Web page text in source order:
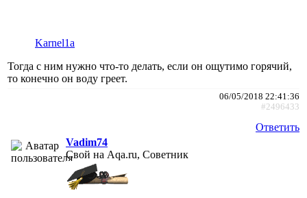
Karnel1a
Тогда с ним нужно что-то делать, если он ощутимо горячий,
то конечно он воду греет.
06/05/2018 22:41:36
#2496433
Ответить
Vadim74
Свой на Aqa.ru, Советник